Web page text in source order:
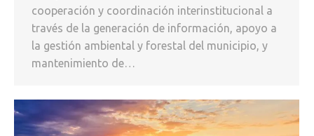
cooperación y coordinación interinstitucional a
través de la generación de información, apoyo a
la gestión ambiental y forestal del municipio, y
mantenimiento de…